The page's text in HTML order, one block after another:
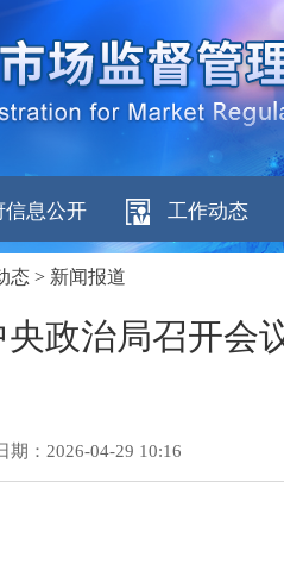
信息公开 工作动态
态 > 新闻报道
央政治局召开会
期：2026-04-29 10:16